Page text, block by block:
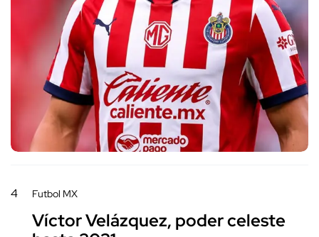
4 Futbol MX
Víctor Velázquez, poder celeste